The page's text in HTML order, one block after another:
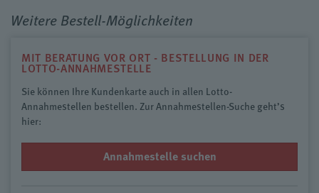
Weitere Bestell-Möglichkeiten
MIT BERATUNG VOR ORT - BESTELLUNG IN DER
LOTTO-ANNAHMESTELLE
Sie können Ihre Kundenkarte auch in allen Lotto-
Annahmestellen bestellen. Zur Annahmestellen-Suche geht’s
hier:
Annahmestelle suchen